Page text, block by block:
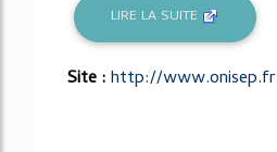
LIRE LA SUITE
Site :http://www.onisep.fr